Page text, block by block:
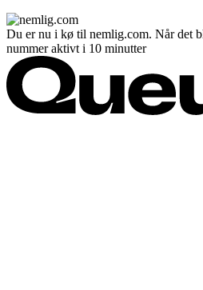
Du er nu i kø til nemlig.com. Når det
nummer aktivt i 10 minutter